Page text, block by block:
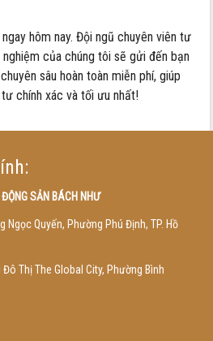
hôm nay. Đội ngũ chuyên viên tư
của chúng tôi sẽ gửi đến bạn
sâu hoàn toàn miễn phí, giúp
chính xác và tối ưu nhất!
SẢN BÁCH NHƯ
Quyến, Phường Phú Định, TP. Hồ
Thị The Global City, Phường Bình